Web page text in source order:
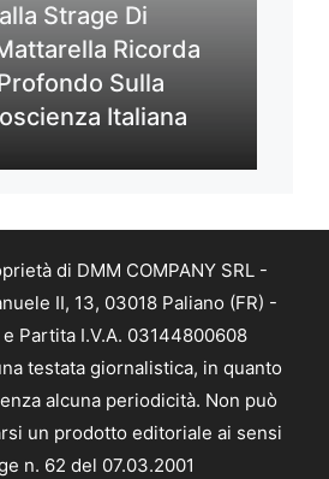
Strage Di
Ricorda
Sulla
Italiana
di DMM COMPANY SRL -
II, 13, 03018 Paliano (FR) -
Partita I.V.A. 03144800608
testata giornalistica, in quanto
alcuna periodicità. Non può
un prodotto editoriale ai sensi
n. 62 del 07.03.2001